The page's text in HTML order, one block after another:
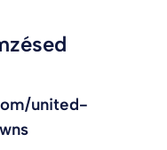
united-